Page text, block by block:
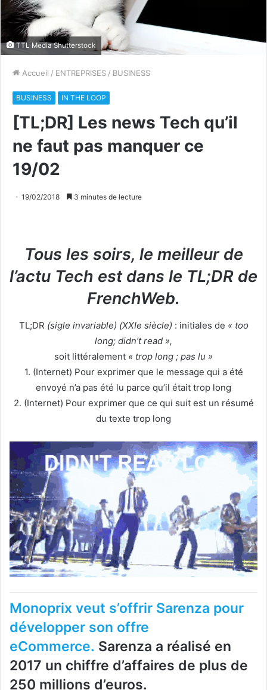
TTL Media Shutterstock
Accueil / ENTREPRISES / BUSINESS
BUSINESS IN THE LOOP
[TL;DR] Les news Tech qu’il
ne faut pas manquer ce
19/02
19/02/2018 3 minutes de lecture
Tous les soirs, le meilleur de
l’actu Tech est dans le TL;DR de
FrenchWeb.
TL;DR (sigle invariable) (XXIe siècle) : initiales de « too
long; didn’t read »,
soit littéralement « trop long ; pas lu »
1. (Internet) Pour exprimer que le message qui a été
envoyé n’a pas été lu parce qu’il était trop long
2. (Internet) Pour exprimer que ce qui suit est un résumé
du texte trop long
Monoprix veut s’offrir Sarenza pour
développer son offre
eCommerce. Sarenza a réalisé en
2017 un chiffre d’affaires de plus de
250 millions d’euros.